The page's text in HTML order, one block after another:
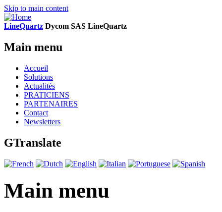
Skip to main content
LineQuartz Dycom SAS LineQuartz
Main menu
Accueil
Solutions
Actualités
PRATICIENS
PARTENAIRES
Contact
Newsletters
GTranslate
Main menu